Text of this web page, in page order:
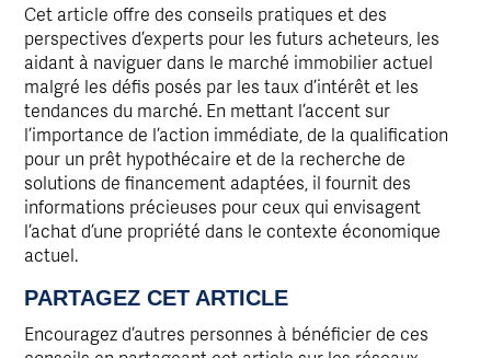
Cet article offre des conseils pratiques et des
perspectives d’experts pour les futurs acheteurs, les
aidant à naviguer dans le marché immobilier actuel
malgré les défis posés par les taux d’intérêt et les
tendances du marché. En mettant l’accent sur
l’importance de l’action immédiate, de la qualification
pour un prêt hypothécaire et de la recherche de
solutions de financement adaptées, il fournit des
informations précieuses pour ceux qui envisagent
l’achat d’une propriété dans le contexte économique
actuel.
PARTAGEZ CET ARTICLE
Encouragez d’autres personnes à bénéficier de ces